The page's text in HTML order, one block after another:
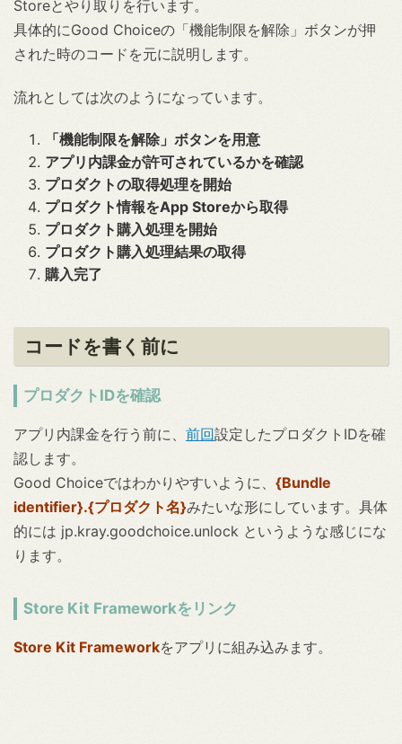
Storeとやり取りを行います。
具体的にGood Choiceの「機能制限を解除」ボタンが押
された時のコードを元に説明します。
流れとしては次のようになっています。
「機能制限を解除」ボタンを用意
アプリ内課金が許可されているかを確認
プロダクトの取得処理を開始
プロダクト情報をApp Storeから取得
プロダクト購入処理を開始
プロダクト購入処理結果の取得
購入完了
コードを書く前に
プロダクトIDを確認
アプリ内課金を行う前に、 前回設定したプロダクトIDを確
認します。
Good Choiceではわかりやすいように、 {Bundle
identifier}.{プロダクト名}みたいな形にしています。具体
的には jp.kray.goodchoice.unlock というような感じにな
ります。
Store Kit Frameworkをリンク
Store Kit Frameworkをアプリに組み込みます。